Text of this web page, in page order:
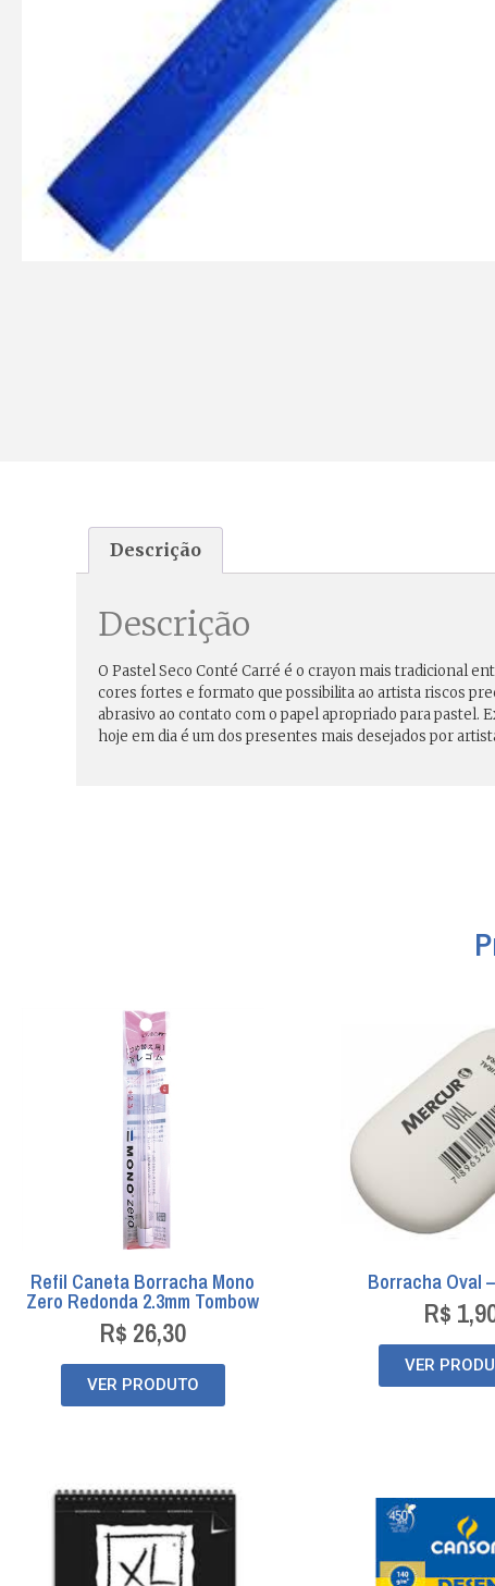
Descrição
Descrição
O Pastel Seco Conté Carré é o crayon mais tradicional
cores fortes e formato que possibilita ao artista riscos
abrasivo ao contato com o papel apropriado para
hoje em dia é um dos presentes mais desejados por
Refil Caneta Borracha Mono
Zero Redonda 2.3mm Tombow
R$ 26,30
VER PRODUTO
Borracha Oval
R$
VER